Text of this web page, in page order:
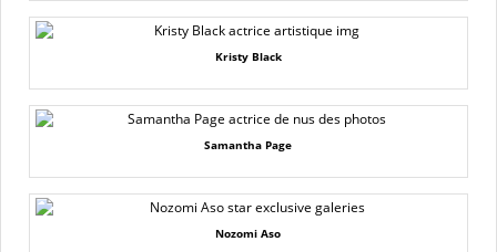
Kristy Black
Samantha Page
Nozomi Aso